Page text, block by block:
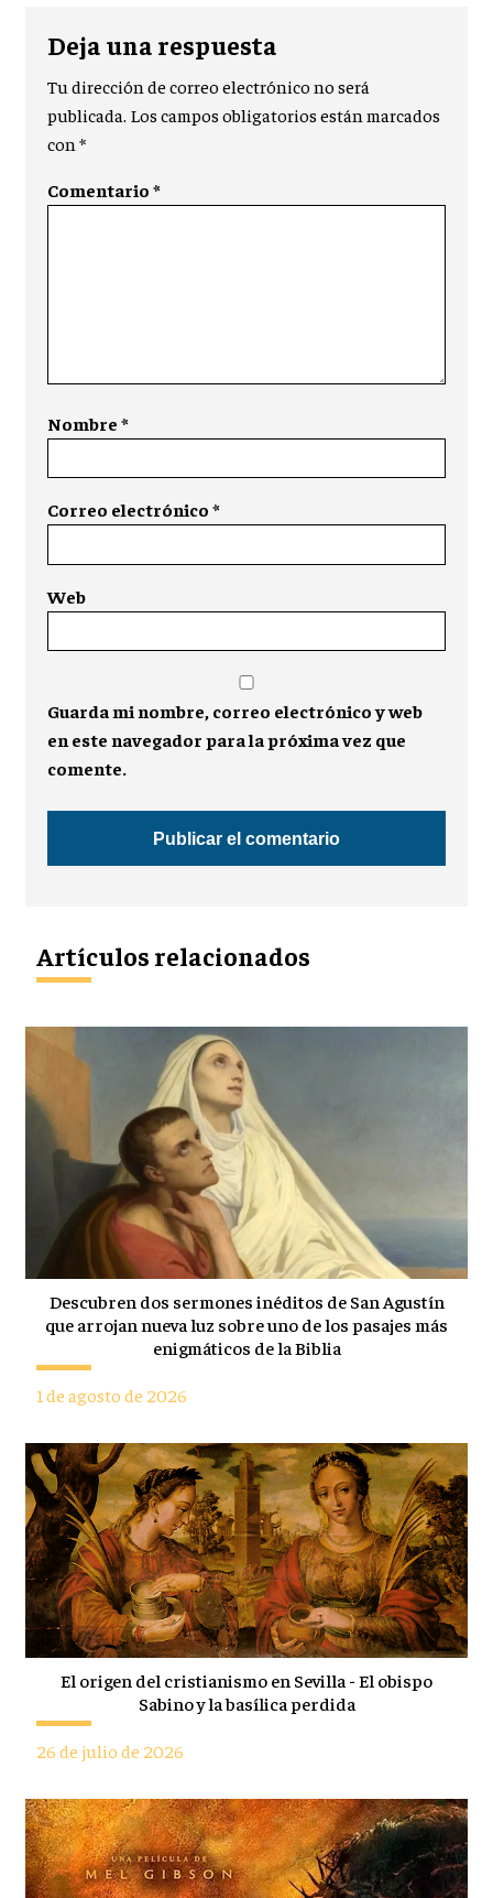
Deja una respuesta
Tu dirección de correo electrónico no será
publicada. Los campos obligatorios están marcados
con*
Comentario*
Nombre*
Correo electrónico*
Web
Guarda mi nombre, correo electrónico y web
en este navegador para la próxima vez que
comente.
Artículos relacionados
Descubren dos sermones inéditos de San Agustín
que arrojan nueva luz sobre uno de los pasajes más
enigmáticos de la Biblia
1 de agosto de 2026
El origen del cristianismo en Sevilla - El obispo
Sabino y la basílica perdida
26 de julio de 2026